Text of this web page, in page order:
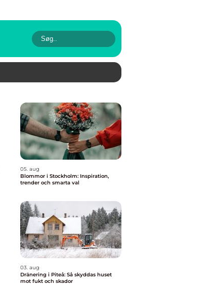
05. aug
Blommor i Stockholm: Inspiration,
trender och smarta val
03. aug
Dränering i Piteå: Så skyddas huset
mot fukt och skador